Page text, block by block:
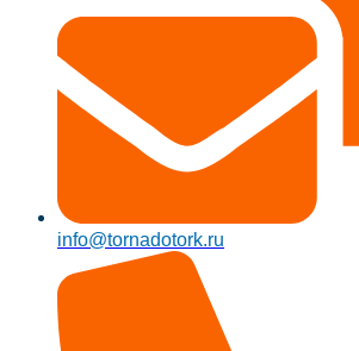
info@tornadotork.ru